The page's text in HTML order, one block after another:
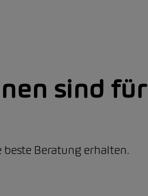
sind für
beste Beratung erhalten.